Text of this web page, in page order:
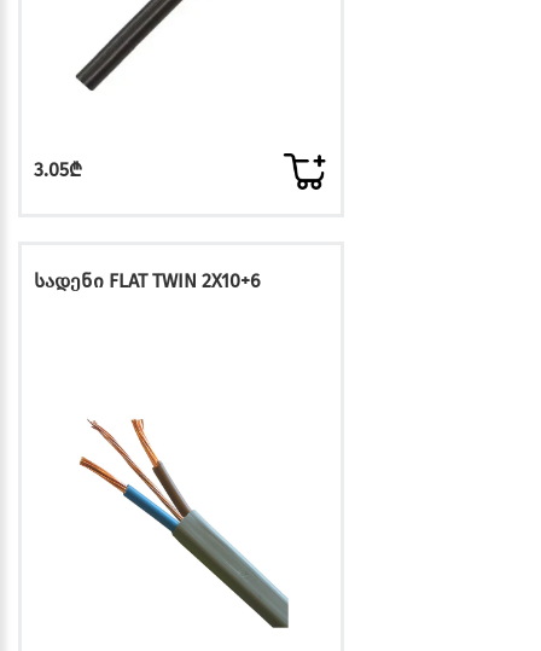
3.05₾
სადენი FLAT TWIN 2X10+6